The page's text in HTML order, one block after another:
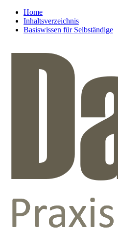
Home
Inhaltsverzeichnis
Basiswissen für Selbständige